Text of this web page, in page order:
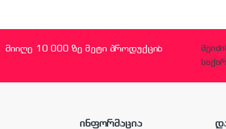
მიიღე 10 000 ზე მეტი პროდუქცია
ინფორმაცია